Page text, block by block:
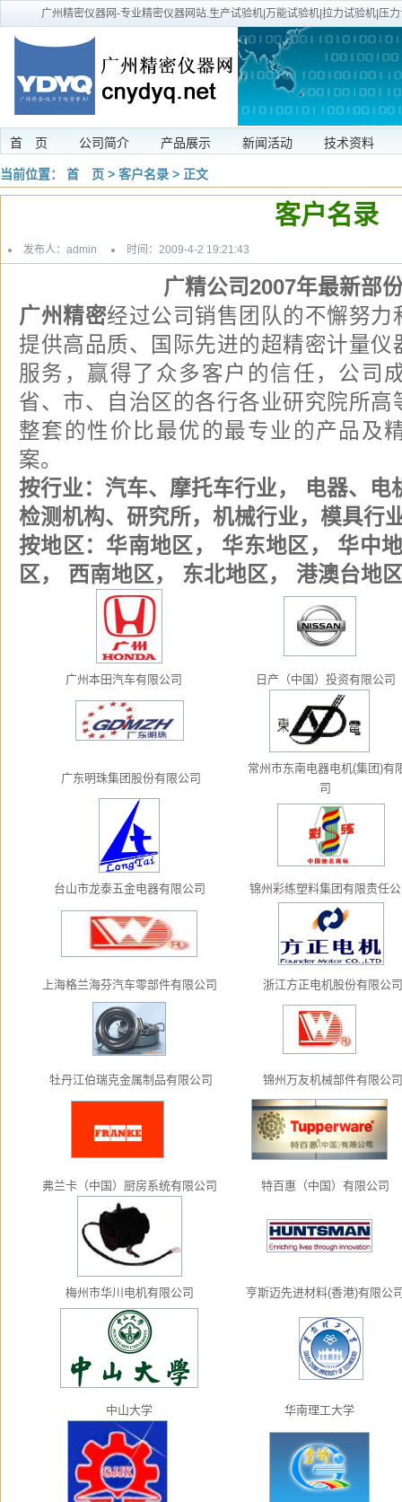
广州精密仪器网-专业精密仪器网站.生产试验机|万能试验机|拉力试验机|压
首 页 公司简介 产品展示 新闻活动 技术资料
当前位置： 首 页 > 客户名录 > 正文
客户名录
发布人：admin 时间：2009-4-2 19:21:43
广精公司2007年最新部
广州精密经过公司销售团队的不懈努
提供高品质、国际先进的超精密计量
服务，赢得了众多客户的信任，公司
省、市、自治区的各行各业研究院所
整套的性价比最优的最专业的产品及
案。
按行业：汽车、摩托车行业， 电器、电
检测机构、研究所，机械行业，模具行
按地区：华南地区， 华东地区， 华中
区， 西南地区， 东北地区， 港澳台地
广州本田汽车有限公司 日产（中国）投资有限公司
广东明珠集团股份有限公司
常州市东南电器电机(集团)有
司
台山市龙泰五金电器有限公司 锦州彩练塑料集团有限责任
上海格兰海芬汽车零部件有限公司 浙江方正电机股份有限公司
牡丹江伯瑞克金属制品有限公司 锦州万友机械部件有限公司
弗兰卡（中国）厨房系统有限公司 特百惠（中国）有限公司
梅州市华川电机有限公司 亨斯迈先进材料(香港)有限公
中山大学 华南理工大学